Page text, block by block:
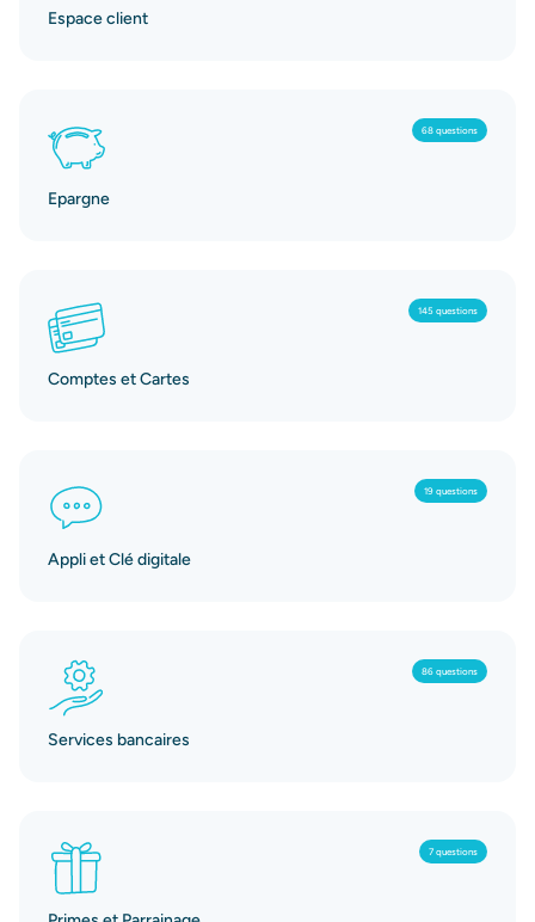
Espace client
68 questions
Epargne
145 questions
Comptes et Cartes
19 questions
Appli et Clé digitale
86 questions
Services bancaires
7 questions